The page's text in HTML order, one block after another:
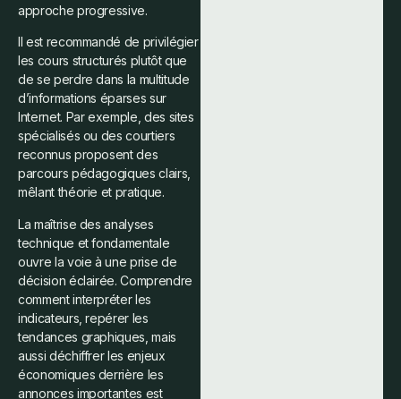
approche progressive.
Il est recommandé de privilégier
les cours structurés plutôt que
de se perdre dans la multitude
d’informations éparses sur
Internet. Par exemple, des sites
spécialisés ou des courtiers
reconnus proposent des
parcours pédagogiques clairs,
mêlant théorie et pratique.
La maîtrise des analyses
technique et fondamentale
ouvre la voie à une prise de
décision éclairée. Comprendre
comment interpréter les
indicateurs, repérer les
tendances graphiques, mais
aussi déchiffrer les enjeux
économiques derrière les
annonces importantes est